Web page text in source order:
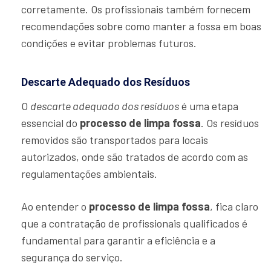
corretamente. Os profissionais também fornecem
recomendações sobre como manter a fossa em boas
condições e evitar problemas futuros.
Descarte Adequado dos Resíduos
O descarte adequado dos resíduosé uma etapa
essencial do processo de limpa fossa. Os resíduos
removidos são transportados para locais
autorizados, onde são tratados de acordo com as
regulamentações ambientais.
Ao entender o processo de limpa fossa, fica claro
que a contratação de profissionais qualificados é
fundamental para garantir a eficiência e a
segurança do serviço.